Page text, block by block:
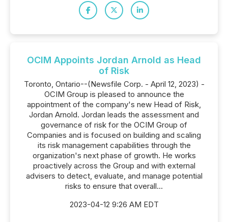
OCIM Appoints Jordan Arnold as Head
of Risk
Toronto, Ontario--(Newsfile Corp. - April 12, 2023) -
OCIM Group is pleased to announce the
appointment of the company's new Head of Risk,
Jordan Arnold. Jordan leads the assessment and
governance of risk for the OCIM Group of
Companies and is focused on building and scaling
its risk management capabilities through the
organization's next phase of growth. He works
proactively across the Group and with external
advisers to detect, evaluate, and manage potential
risks to ensure that overall...
2023-04-12 9:26 AM EDT